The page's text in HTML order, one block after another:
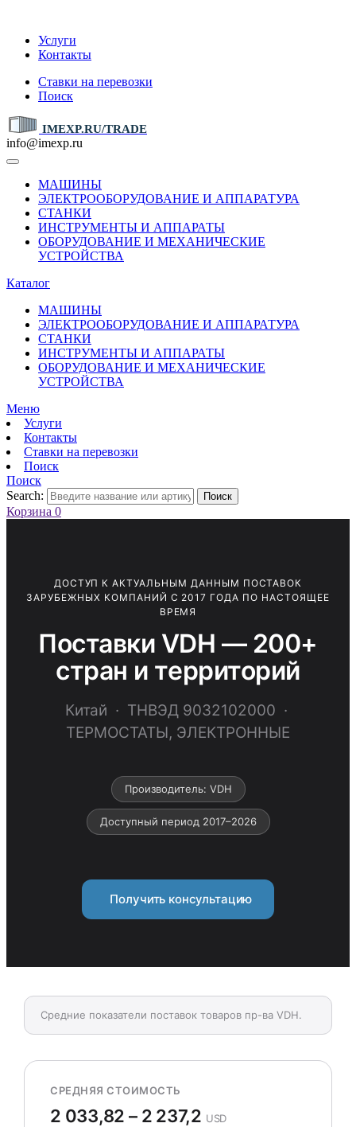
Услуги
Контакты
Ставки на перевозки
Поиск
IMEXP.RU/TRADE
info@imexp.ru
МАШИНЫ
ЭЛЕКТРООБОРУДОВАНИЕ И АППАРАТУРА
СТАНКИ
ИНСТРУМЕНТЫ И АППАРАТЫ
ОБОРУДОВАНИЕ И МЕХАНИЧЕСКИЕ
УСТРОЙСТВА
Каталог
МАШИНЫ
ЭЛЕКТРООБОРУДОВАНИЕ И АППАРАТУРА
СТАНКИ
ИНСТРУМЕНТЫ И АППАРАТЫ
ОБОРУДОВАНИЕ И МЕХАНИЧЕСКИЕ
УСТРОЙСТВА
Меню
Услуги
Контакты
Ставки на перевозки
Поиск
Поиск
Search:
Поиск
Корзина 0
ДОСТУП К АКТУАЛЬНЫМ ДАННЫМ ПОСТАВОК
ЗАРУБЕЖНЫХ КОМПАНИЙ С 2017 ГОДА ПО НАСТОЯЩЕЕ
ВРЕМЯ
Поставки VDH — 200+
стран и территорий
Китай · ТНВЭД 9032102000 ·
ТЕРМОСТАТЫ, ЭЛЕКТРОННЫЕ
Производитель: VDH
Доступный период 2017–2026
Получить консультацию
Средние показатели поставок товаров пр-ва VDH.
СРЕДНЯЯ СТОИМОСТЬ
2 033,82 – 2 237,2 USD